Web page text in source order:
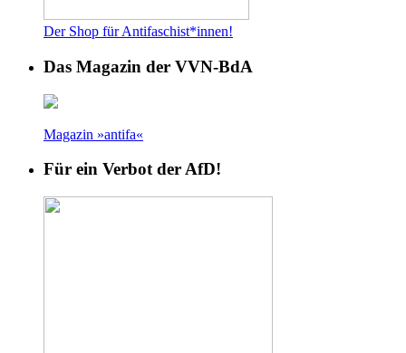
Der Shop für Antifaschist*innen!
Das Magazin der VVN-BdA
Magazin »antifa«
Für ein Verbot der AfD!